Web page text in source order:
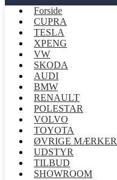
Forside
CUPRA
TESLA
XPENG
VW
SKODA
AUDI
BMW
RENAULT
POLESTAR
VOLVO
TOYOTA
ØVRIGE MÆRKER
UDSTYR
TILBUD
SHOWROOM